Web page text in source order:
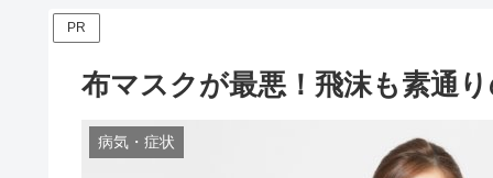
PR
布マスクが最悪！飛沫も素通
病気・症状